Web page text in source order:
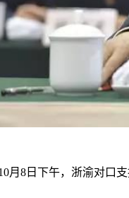
月8日下午，浙渝对口